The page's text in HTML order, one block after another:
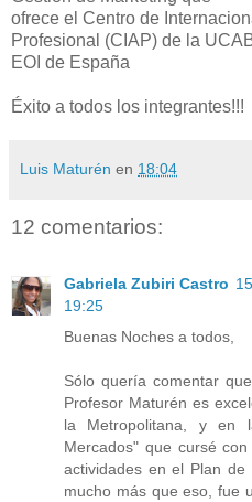
ofrece el Centro de
Profesional (CIAP) de la
EOI de España
Éxito a todos los integrantes!!!
Luis Maturén en 18:04
12 comentarios:
Gabriela Zubiri Castro
19:25
Buenas Noches a todos,
Sólo quería comentar
Profesor Maturén es
la Metropolitana, y en
Mercados" que cursé
actividades en el Plan de
mucho más que eso, fue